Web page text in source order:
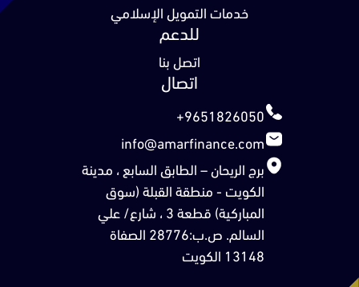
خدمات التمويل الإسلامي
للدعم
اتصل بنا
اتصال
+9651826050
info@amarfinance.com
برج الريحان – الطابق السابع ، مدينة
الكويت - منطقة القبلة (سوق
المباركية) قطعة 3 ، شارع/ علي
السالم. ص.ب:28776 الصفاة
13148 الكويت